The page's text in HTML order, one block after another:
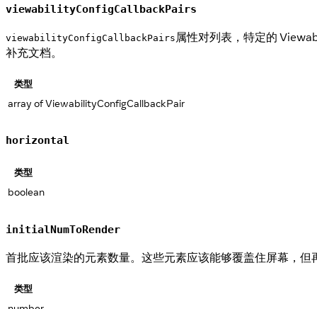
viewabilityConfigCallbackPairs
viewabilityConfigCallbackPairs 属性对列表，特定的
补充文档。
类型
array of ViewabilityConfigCallbackPair
horizontal
类型
boolean
initialNumToRender
首批应该渲染的元素数量。这些元素应该能够覆盖住屏幕，
类型